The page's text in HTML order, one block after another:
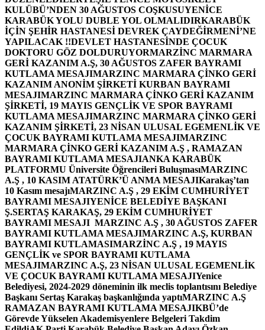
KULÜBÜ’NDEN 30 AĞUSTOS COŞKUSUYENİCE
KARABÜK YOLU DUBLE YOL OLMALIDIRKARABÜK
İÇİN ŞEHİR HASTANESİ DEVREK ÇAYDEĞİRMENİ’NE
YAPILACAK !!DEVLET HASTANESİNDE ÇOCUK
DOKTORU GÖZ DOLDURUYORMARZİNC MARMARA
GERİ KAZANIM A.Ş, 30 AĞUSTOS ZAFER BAYRAMI
KUTLAMA MESAJIMARZINC MARMARA ÇİNKO GERİ
KAZANIM ANONİM ŞİRKETİ KURBAN BAYRAMI
MESAJIMARZINC MARMARA ÇİNKO GERİ KAZANIM
ŞİRKETİ, 19 MAYIS GENÇLİK VE SPOR BAYRAMI
KUTLAMA MESAJIMARZINC MARMARA ÇİNKO GERİ
KAZANIM ŞİRKETİ, 23 NİSAN ULUSAL EGEMENLİK VE
ÇOCUK BAYRAMI KUTLAMA MESAJIMARZINC
MARMARA ÇİNKO GERİ KAZANIM A.Ş , RAMAZAN
BAYRAMI KUTLAMA MESAJIANKA KARABÜK
PLATFORMU Üniversite Öğrencileri BuluşmasıMARZINC
A.Ş , 10 KASIM ATATÜRK’Ü ANMA MESAJIKarakaş’tan
10 Kasım mesajıMARZINC A.Ş , 29 EKİM CUMHURİYET
BAYRAMI MESAJIYENİCE BELEDİYE BAŞKANI
Ş.SERTAŞ KARAKAŞ, 29 EKİM CUMHURİYET
BAYRAMI MESAJI MARZINC A.Ş , 30 AĞUSTOS ZAFER
BAYRAMI KUTLAMA MESAJIMARZINC A.Ş, KURBAN
BAYRAMI KUTLAMASIMARZİNC A.Ş , 19 MAYIS
GENÇLİK ve SPOR BAYRAMI KUTLAMA
MESAJIMARZINC A.Ş, 23 NİSAN ULUSAL EGEMENLİK
VE ÇOCUK BAYRAMI KUTLAMA MESAJIYenice
Belediyesi, 2024-2029 döneminin ilk meclis toplantısını Belediye
Başkanı Sertaş Karakaş başkanlığında yaptıMARZINC A.Ş
RAMAZAN BAYRAMI KUTLAMA MESAJIKBÜ’de
Görevde Yükselen Akademisyenlere Belgeleri Takdim